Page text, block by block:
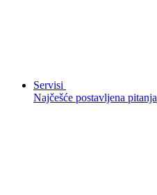
Servisi
Najčešće postavljena pitanja